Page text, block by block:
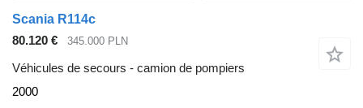
Scania R114c
80.120 €
345.000 PLN
Véhicules de secours - camion de pompiers
2000